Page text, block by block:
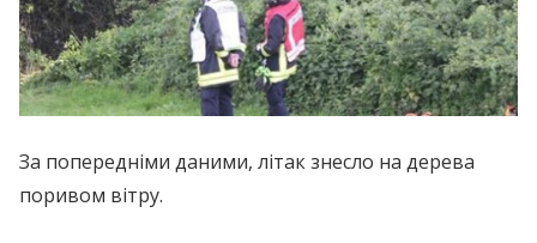
За попередніми даними, літак знесло на дерева
поривом вітру.